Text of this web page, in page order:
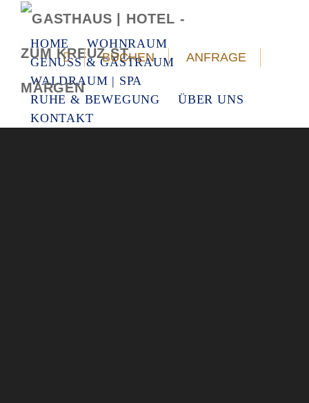
HOME
WOHNRAUM
GENUSS & GASTRAUM
WALDRAUM | SPA
RUHE & BEWEGUNG
ÜBER UNS
KONTAKT
BUCHEN ANFRAGE